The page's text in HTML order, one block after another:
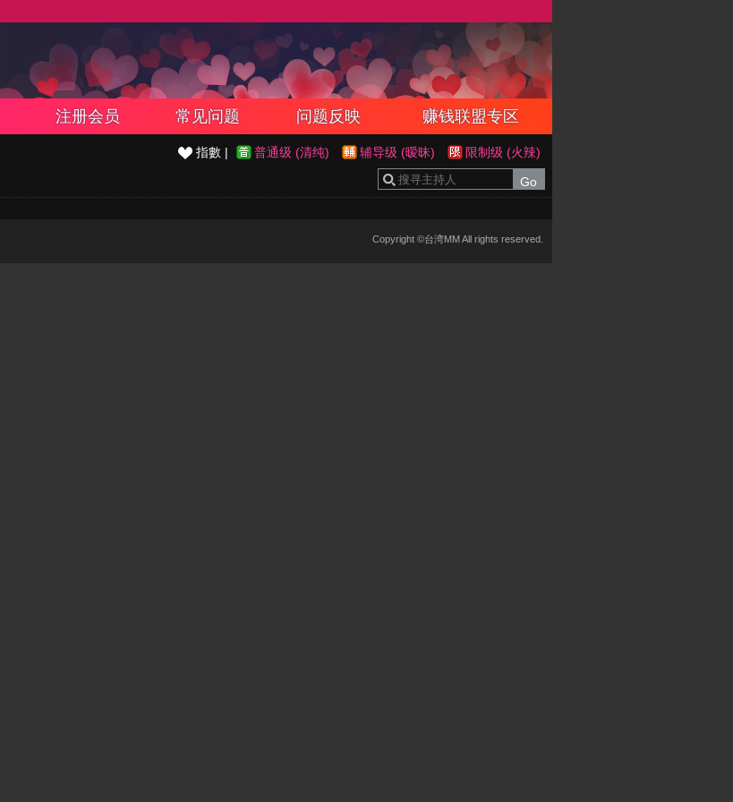
注册会员 常见问题 问题反映 赚钱联盟专区
指數 | 普通级 (清纯) 辅导级 (暧昧)
限制级 (火辣)
Copyright ©台湾MM All rights reserved.